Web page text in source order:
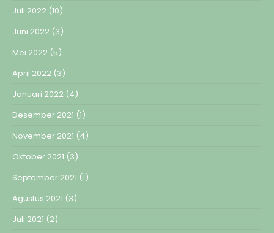
Juli 2022 (10)
Juni 2022 (3)
Mei 2022 (5)
April 2022 (3)
Januari 2022 (4)
Desember 2021 (1)
November 2021 (4)
Oktober 2021 (3)
September 2021 (1)
Agustus 2021 (3)
Juli 2021 (2)